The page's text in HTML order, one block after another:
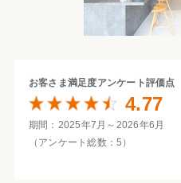
お客さま満足度アンケート評価点
4.77
期間：2025年7月～2026年6月
（アンケート総数：5）